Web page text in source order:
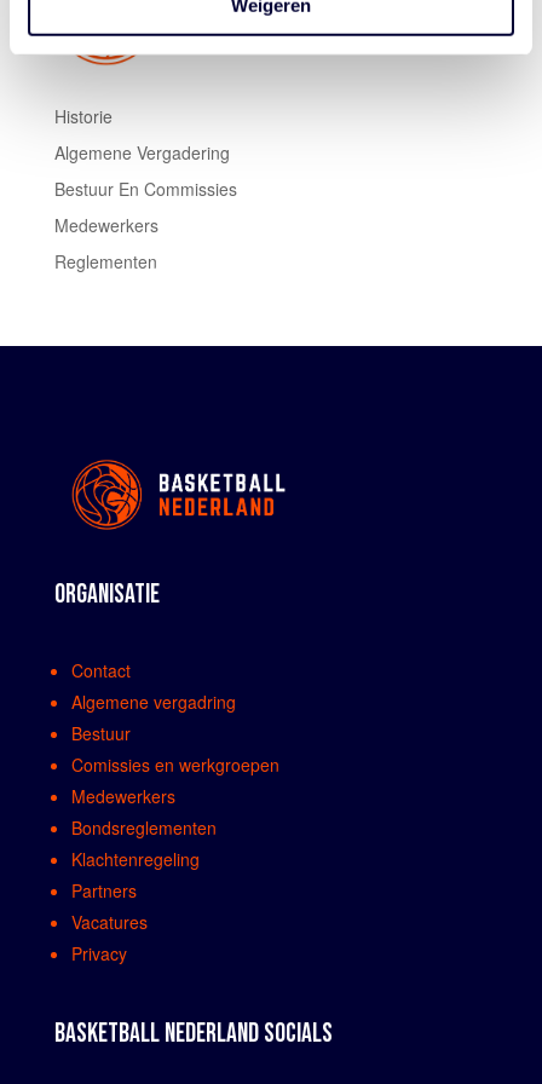
Weigeren
Historie
Algemene Vergadering
Bestuur En Commissies
Medewerkers
Reglementen
ORGANISATIE
Contact
Algemene vergadring
Bestuur
Comissies en werkgroepen
Medewerkers
Bondsreglementen
Klachtenregeling
Partners
Vacatures
Privacy
BASKETBALL NEDERLAND SOCIALS